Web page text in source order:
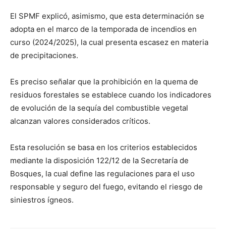
El SPMF explicó, asimismo, que esta determinación se
adopta en el marco de la temporada de incendios en
curso (2024/2025), la cual presenta escasez en materia
de precipitaciones.
Es preciso señalar que la prohibición en la quema de
residuos forestales se establece cuando los indicadores
de evolución de la sequía del combustible vegetal
alcanzan valores considerados críticos.
Esta resolución se basa en los criterios establecidos
mediante la disposición 122/12 de la Secretaría de
Bosques, la cual define las regulaciones para el uso
responsable y seguro del fuego, evitando el riesgo de
siniestros ígneos.